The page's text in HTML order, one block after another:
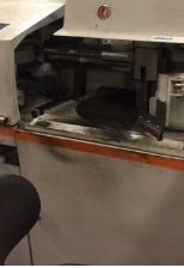
Kapdiameter